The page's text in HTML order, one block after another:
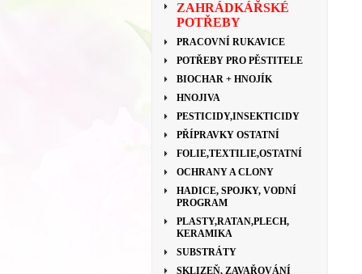
ZAHRÁDKÁŘSKÉ
POTŘEBY
PRACOVNÍ RUKAVICE
POTŘEBY PRO PĚSTITELE
BIOCHAR + HNOJÍK
HNOJIVA
PESTICIDY,INSEKTICIDY
PŘÍPRAVKY OSTATNÍ
FOLIE,TEXTILIE,OSTATNÍ
OCHRANY A CLONY
HADICE, SPOJKY, VODNÍ
PROGRAM
PLASTY,RATAN,PLECH,
KERAMIKA
SUBSTRÁTY
SKLIZEŇ, ZAVAŘOVÁNÍ